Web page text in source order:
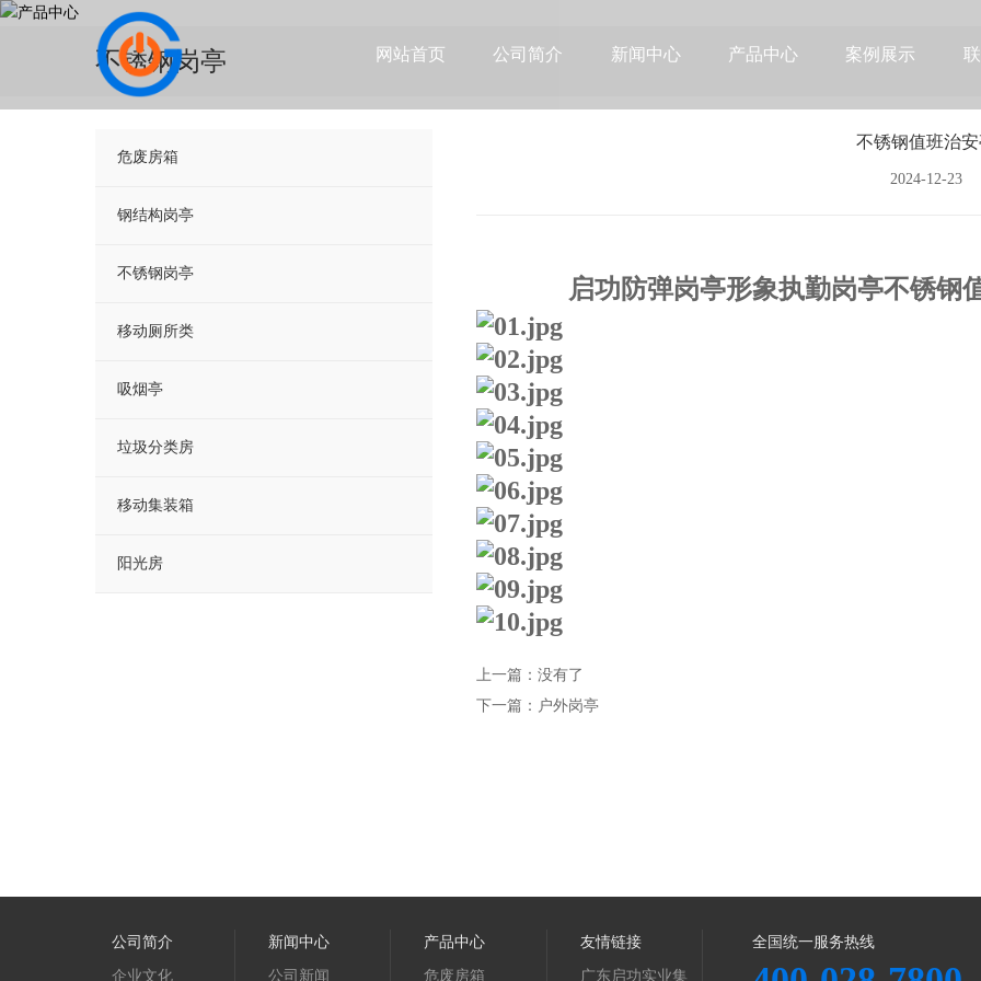
网站首页 公司简介 新闻中心 产品中心 案例展示
不锈钢岗亭
危废房箱
钢结构岗亭
不锈钢岗亭
移动厕所类
吸烟亭
垃圾分类房
移动集装箱
阳光房
不锈钢值班治
2024-12-23
启功防弹岗亭形象执勤岗亭不锈钢
上一篇：没有了
下一篇：户外岗亭
公司简介
企业文化
新闻中心
公司新闻
产品中心
危废房箱
友情链接
广东启功实业集
全国统一服务热线